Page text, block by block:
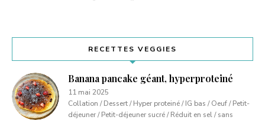
RECETTES VEGGIES
Banana pancake géant, hyperproteiné
11 mai 2025
Collation / Dessert / Hyper proteiné / IG bas / Oeuf / Petit-
déjeuner / Petit-déjeuner sucré / Réduit en sel / sans